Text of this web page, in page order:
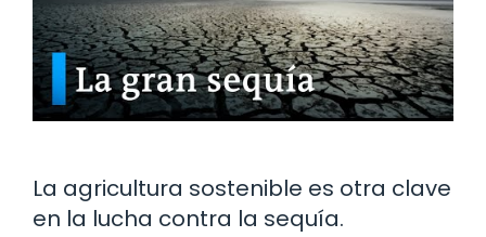
La agricultura sostenible es otra clave
en la lucha contra la sequía.